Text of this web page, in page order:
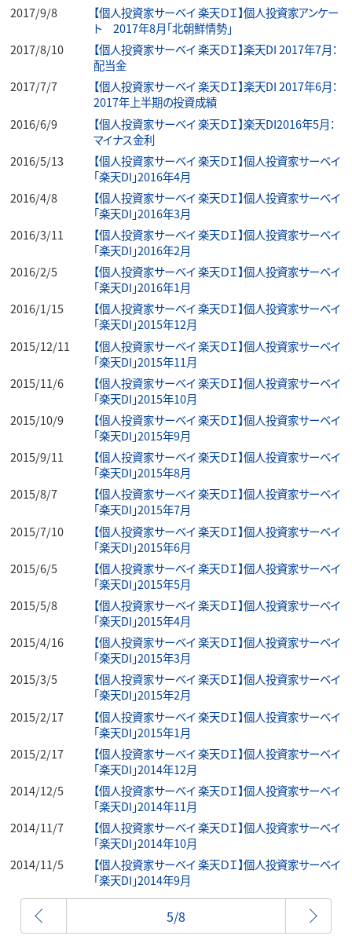
2017/9/8
【個人投資家サーベイ 楽天ＤＩ】個人投資家アンケー
ト 2017年8月「北朝鮮情勢」
2017/8/10
【個人投資家サーベイ 楽天ＤＩ】楽天DI 2017年7月：
配当金
2017/7/7
【個人投資家サーベイ 楽天ＤＩ】楽天DI 2017年6月：
2017年上半期の投資成績
2016/6/9
【個人投資家サーベイ 楽天ＤＩ】楽天DI2016年5月：
マイナス金利
2016/5/13
【個人投資家サーベイ 楽天ＤＩ】個人投資家サーベイ
「楽天DI」2016年4月
2016/4/8
【個人投資家サーベイ 楽天ＤＩ】個人投資家サーベイ
「楽天DI」2016年3月
2016/3/11
【個人投資家サーベイ 楽天ＤＩ】個人投資家サーベイ
「楽天DI」2016年2月
2016/2/5
【個人投資家サーベイ 楽天ＤＩ】個人投資家サーベイ
「楽天DI」2016年1月
2016/1/15
【個人投資家サーベイ 楽天ＤＩ】個人投資家サーベイ
「楽天DI」2015年12月
2015/12/11
【個人投資家サーベイ 楽天ＤＩ】個人投資家サーベイ
「楽天DI」2015年11月
2015/11/6
【個人投資家サーベイ 楽天ＤＩ】個人投資家サーベイ
「楽天DI」2015年10月
2015/10/9
【個人投資家サーベイ 楽天ＤＩ】個人投資家サーベイ
「楽天DI」2015年9月
2015/9/11
【個人投資家サーベイ 楽天ＤＩ】個人投資家サーベイ
「楽天DI」2015年8月
2015/8/7
【個人投資家サーベイ 楽天ＤＩ】個人投資家サーベイ
「楽天DI」2015年7月
2015/7/10
【個人投資家サーベイ 楽天ＤＩ】個人投資家サーベイ
「楽天DI」2015年6月
2015/6/5
【個人投資家サーベイ 楽天ＤＩ】個人投資家サーベイ
「楽天DI」2015年5月
2015/5/8
【個人投資家サーベイ 楽天ＤＩ】個人投資家サーベイ
「楽天DI」2015年4月
2015/4/16
【個人投資家サーベイ 楽天ＤＩ】個人投資家サーベイ
「楽天DI」2015年3月
2015/3/5
【個人投資家サーベイ 楽天ＤＩ】個人投資家サーベイ
「楽天DI」2015年2月
2015/2/17
【個人投資家サーベイ 楽天ＤＩ】個人投資家サーベイ
「楽天DI」2015年1月
2015/2/17
【個人投資家サーベイ 楽天ＤＩ】個人投資家サーベイ
「楽天DI」2014年12月
2014/12/5
【個人投資家サーベイ 楽天ＤＩ】個人投資家サーベイ
「楽天DI」2014年11月
2014/11/7
【個人投資家サーベイ 楽天ＤＩ】個人投資家サーベイ
「楽天DI」2014年10月
2014/11/5
【個人投資家サーベイ 楽天ＤＩ】個人投資家サーベイ
「楽天DI」2014年9月
前へ
5/8